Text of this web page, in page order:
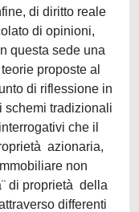
di diritto reale
di opinioni,
questa sede una
proposte al
di riflessione in
tradizionali
che il
azionaria,
non
di proprietà della
differenti